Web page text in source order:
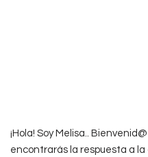
¡Hola! Soy Melisa..
encontrarás la respuesta a